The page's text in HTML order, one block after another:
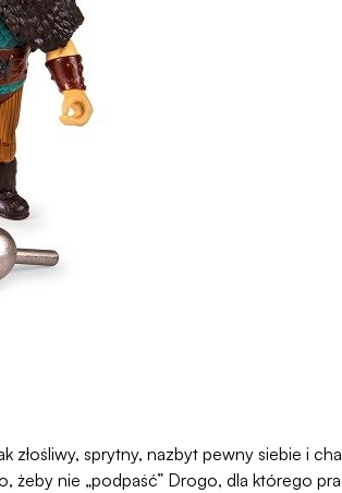
sprytny, nazbyt pewny siebie i
nie „podpaść” Drogo, dla którego